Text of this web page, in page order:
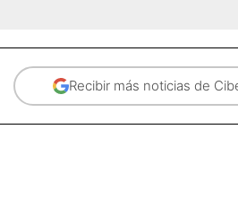
Recibir más noticias de